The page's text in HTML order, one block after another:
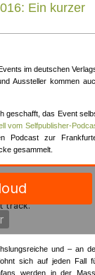
Ein kurzer
im deutschen
Aussteller kommen
geschafft, das Event
vom Selfpublisher-
Podcast zur
gesammelt.
und – an
sich auf jeden Fall
werden in der